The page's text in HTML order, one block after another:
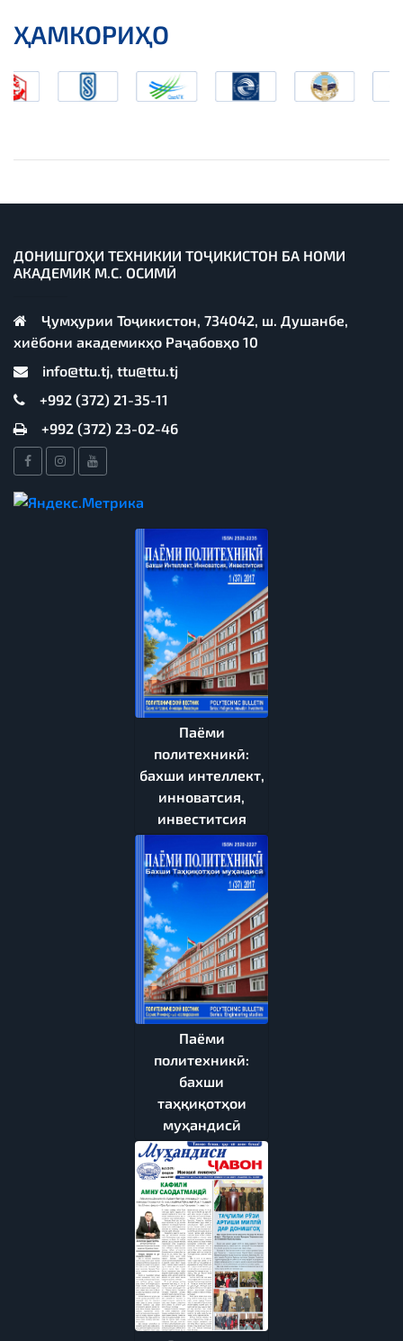
ҲАМКОРИҲО
ДОНИШГОҲИ ТЕХНИКИИ ТОҶИКИСТОН БА НОМИ
АКАДЕМИК М.С. ОСИМӢ
Ҷумҳурии Тоҷикистон, 734042, ш. Душанбе,
хиёбони академикҳо Раҷабовҳо 10
info@ttu.tj, ttu@ttu.tj
+992 (372) 21-35-11
+992 (372) 23-02-46
Паёми
политехникӣ:
бахши интеллект,
инноватсия,
инвеститсия
Паёми
политехникӣ:
бахши
таҳқиқотҳои
муҳандисӣ